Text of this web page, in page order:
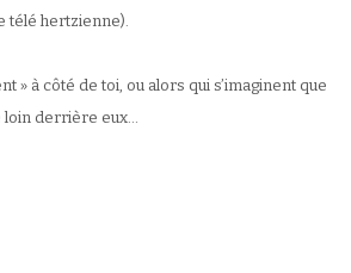
télé hertzienne).
» à côté de toi, ou alors qui s’imaginent que
loin derrière eux…